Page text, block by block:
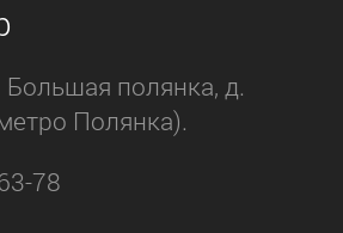
Большая полянка, д.
Полянка).
78